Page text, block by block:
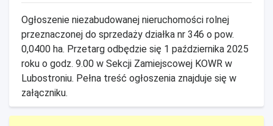
Ogłoszenie niezabudowanej nieruchomości rolnej
przeznaczonej do sprzedaży działka nr 346 o pow.
0,0400 ha. Przetarg odbędzie się 1 października 2025
roku o godz. 9.00 w Sekcji Zamiejscowej KOWR w
Lubostroniu. Pełna treść ogłoszenia znajduje się w
załączniku.